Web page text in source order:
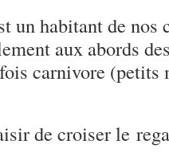
un habitant de nos
aux abords
carnivore (petits
de croiser le